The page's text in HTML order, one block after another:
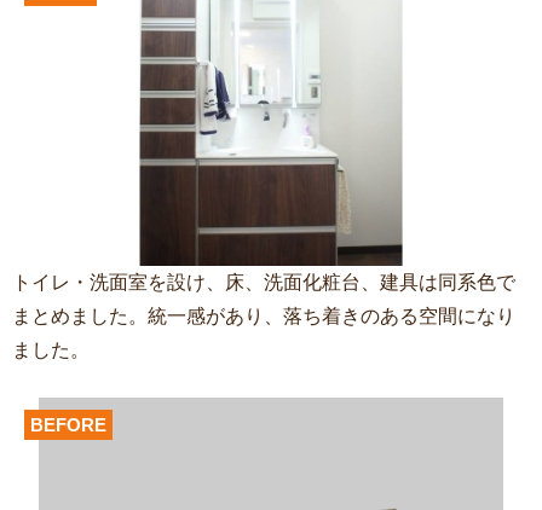
トイレ・洗面室を設け、床、洗面化粧台、建具は同系色で
まとめました。統一感があり、落ち着きのある空間になり
ました。
BEFORE